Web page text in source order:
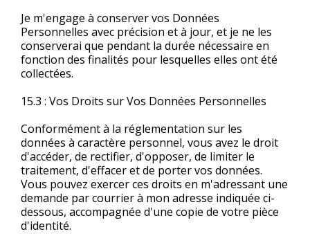
Je m'engage à conserver vos Données
Personnelles avec précision et à jour, et je ne les
conserverai que pendant la durée nécessaire en
fonction des finalités pour lesquelles elles ont été
collectées.
15.3 : Vos Droits sur Vos Données Personnelles
Conformément à la réglementation sur les
données à caractère personnel, vous avez le droit
d'accéder, de rectifier, d'opposer, de limiter le
traitement, d'effacer et de porter vos données.
Vous pouvez exercer ces droits en m'adressant une
demande par courrier à mon adresse indiquée ci-
dessous, accompagnée d'une copie de votre pièce
d'identité.